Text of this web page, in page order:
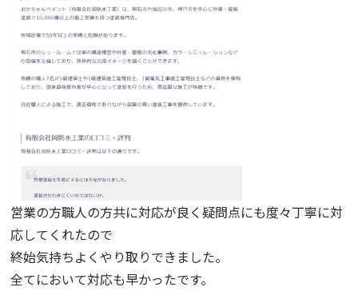
営業の方職人の方共に対応が良く疑問点にも度々丁寧に対
応してくれたので
終始気持ちよくやり取りできました。
全てにおいて対応も早かったです。